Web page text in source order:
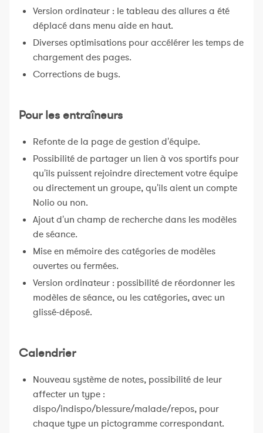
Version ordinateur : le tableau des allures a été
déplacé dans menu aide en haut.
Diverses optimisations pour accélérer les temps de
chargement des pages.
Corrections de bugs.
Pour les entraîneurs
Refonte de la page de gestion d'équipe.
Possibilité de partager un lien à vos sportifs pour
qu'ils puissent rejoindre directement votre équipe
ou directement un groupe, qu'ils aient un compte
Nolio ou non.
Ajout d'un champ de recherche dans les modèles
de séance.
Mise en mémoire des catégories de modèles
ouvertes ou fermées.
Version ordinateur : possibilité de réordonner les
modèles de séance, ou les catégories, avec un
glissé-déposé.
Calendrier
Nouveau système de notes, possibilité de leur
affecter un type :
dispo/indispo/blessure/malade/repos, pour
chaque type un pictogramme correspondant.